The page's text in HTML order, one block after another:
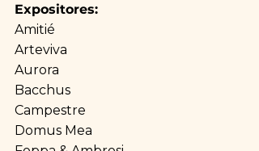
Expositores:
Amitié
Arteviva
Aurora
Bacchus
Campestre
Domus Mea